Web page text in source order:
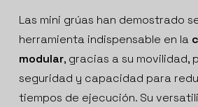
Las mini grúas han demostrado
herramienta indispensable en la
modular, gracias a su movilidad,
seguridad y capacidad para
tiempos de ejecución. Su